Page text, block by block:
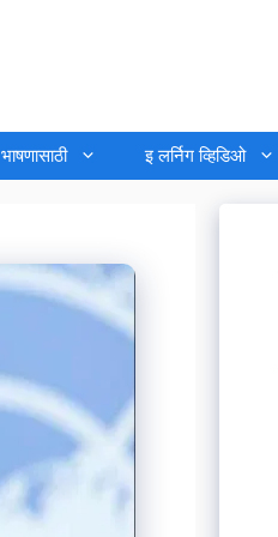
भाषणासाठी इ लर्निग व्हिडिओ